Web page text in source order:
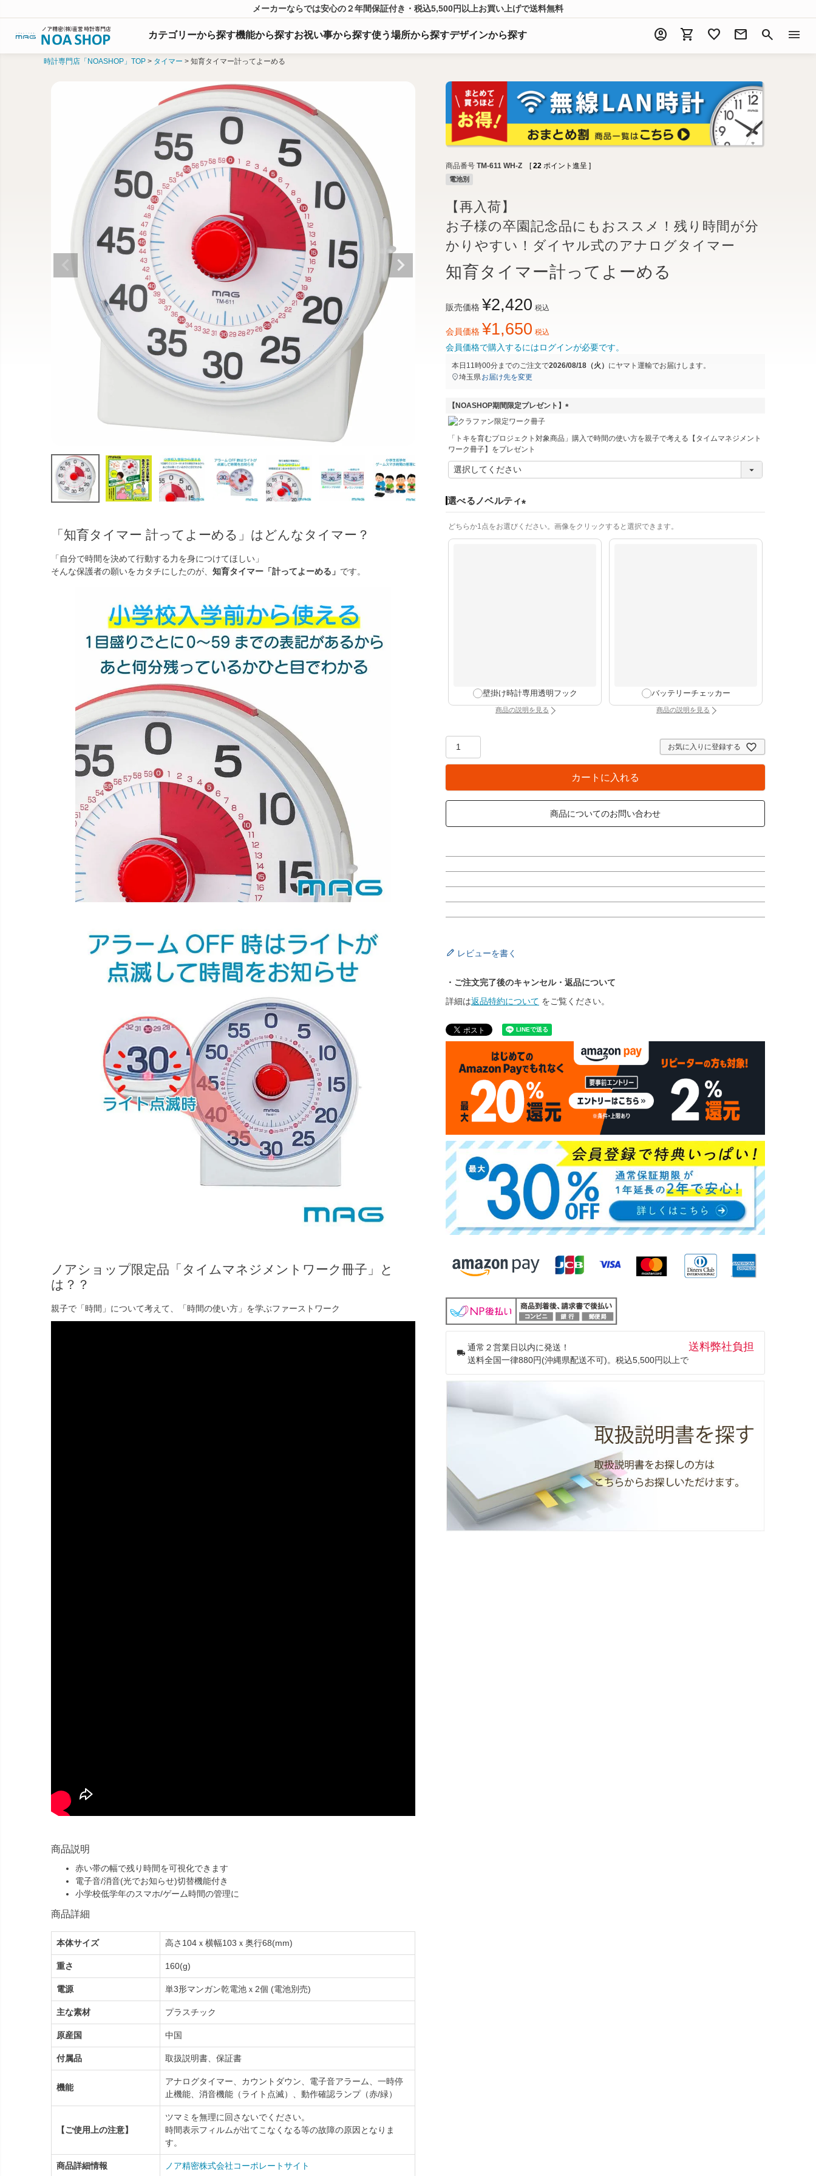
メーカーならでは安心の２年間保証付き・税込5,500円以上お買い上げで送料無料
カテゴリーから探す機能から探すお祝い事から探す使う場所から探すデザインから探す account_circle shopping_cart favorite mail search menu
時計専門店「NOASHOP」TOP タイマー 知育タイマー計ってよーめる
「知育タイマー 計ってよーめる」はどんなタイマー？
「自分で時間を決めて行動する力を身につけてほしい」
そんな保護者の願いをカタチにしたのが、 知育タイマー「計ってよーめる」 です。
ノアショップ限定品「タイムマネジメントワーク冊子」と
は？？
親子で「時間」について考えて、「時間の使い方」を学ぶファーストワーク
商品説明
赤い帯の幅で残り時間を可視化できます
電子音/消音(光でお知らせ)切替機能付き
小学校低学年のスマホ/ゲーム時間の管理に
商品詳細
本体サイズ 高さ104ｘ横幅103ｘ奥行68(mm)
重さ 160(g)
電源 単3形マンガン乾電池ｘ2個 (電池別売)
主な素材 プラスチック
原産国 中国
付属品 取扱説明書、保証書
機能
アナログタイマー、カウントダウン、電子音アラーム、一時停
止機能、消音機能（ライト点滅）、動作確認ランプ（赤/緑）
【ご使用上の注意】
ツマミを無理に回さないでください。
時間表示フィルムが出てこなくなる等の故障の原因となりま
す。
商品詳細情報 ノア精密株式会社コーポレートサイト
商品番号 TM-611 WH-Z [ 22 ポイント進呈 ]
電池別
【再入荷】
お子様の卒園記念品にもおススメ！残り時間が分
かりやすい！ダイヤル式のアナログタイマー
知育タイマー計ってよーめる
販売価格 ¥2,420 税込
会員価格 ¥1,650 税込
会員価格で購入するにはログインが必要です。
本日 11時00分までのご注文で2026/08/18（火） にヤマト運輸でお届けします。
埼玉県お届け先を変更
【NOASHOP期間限定プレゼント】
須
「トキを育むプロジェクト対象商品」購入で時間の使い方を親子で考える【タイムマネジメント
ワーク冊子】をプレゼント
選べるノベルティ
必
どちらか1点をお選びください。画像をクリックすると選択できます。
壁掛け時計専用透明フック
商品の説明を見る：壁掛け時計専用透明フック（別タブで開きます）
バッテリーチェッカー
商品の説明を見る：バッテリーチェッカー（別タブで開きま
お気に入りに登録する
カートに入れる
商品についてのお問い合わせ
レビューを書く
・ご注文完了後のキャンセル・返品について
詳細は返品特約について をご覧ください。
通常２営業日以内に発送！
送料全国一律880円(沖縄県配送不可)。税込5,500円以上で
送料弊社負担